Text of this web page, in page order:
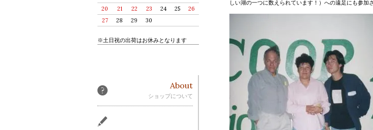
しい湖の一つに数えられています！）への遠足にも参加
20
21 22 23 24 25
26
27
28 29 30
※土日祝の出荷はお休みとなります
About
ショップについて